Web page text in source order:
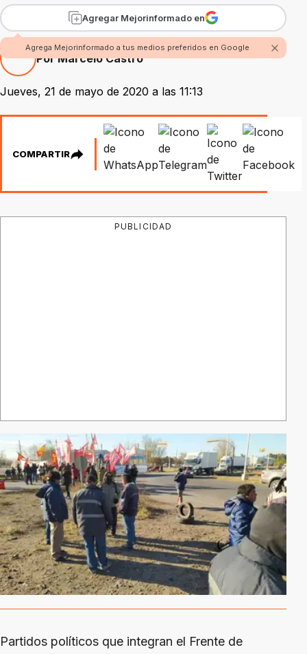
Agregar Mejorinformado en
Agrega Mejorinformado a tus medios preferidos en Google
Por Marcelo Castro
Jueves, 21 de mayo de 2020 a las 11:13
COMPARTIR
PUBLICIDAD
Partidos políticos que integran el Frente de